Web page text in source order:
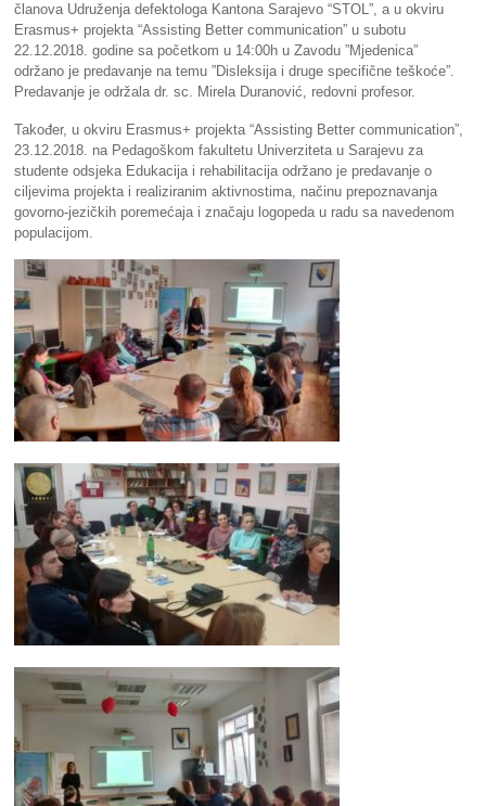
članova Udruženja defektologa Kantona Sarajevo “STOL”, a u okviru
Erasmus+ projekta “Assisting Better communication” u subotu
22.12.2018. godine sa početkom u 14:00h u Zavodu ”Mjedenica”
održano je predavanje na temu ”Disleksija i druge specifične teškoće”.
Predavanje je održala dr. sc. Mirela Duranović, redovni profesor.
Također, u okviru Erasmus+ projekta “Assisting Better communication”,
23.12.2018. na Pedagoškom fakultetu Univerziteta u Sarajevu za
studente odsjeka Edukacija i rehabilitacija održano je predavanje o
ciljevima projekta i realiziranim aktivnostima, načinu prepoznavanja
govorno-jezičkih poremećaja i značaju logopeda u radu sa navedenom
populacijom.